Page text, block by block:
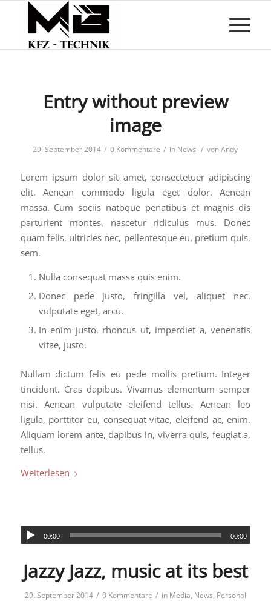
Entry without preview
image
29. September 2014 / 0 Kommentare / in News / vonAndy
Lorem ipsum dolor sit amet, consectetuer adipiscing
elit. Aenean commodo ligula eget dolor. Aenean
massa. Cum sociis natoque penatibus et magnis dis
parturient montes, nascetur ridiculus mus. Donec
quam felis, ultricies nec, pellentesque eu, pretium quis,
sem.
Nulla consequat massa quis enim.
Donec pede justo, fringilla vel, aliquet nec,
vulputate eget, arcu.
In enim justo, rhoncus ut, imperdiet a, venenatis
vitae, justo.
Nullam dictum felis eu pede mollis pretium. Integer
tincidunt. Cras dapibus. Vivamus elementum semper
nisi. Aenean vulputate eleifend tellus. Aenean leo
ligula, porttitor eu, consequat vitae, eleifend ac, enim.
Aliquam lorem ante, dapibus in, viverra quis, feugiat a,
tellus.
Weiterlesen
00:00 00:00
Jazzy Jazz, music at its best
29. September 2014 / 0 Kommentare / in Media, News, Personal